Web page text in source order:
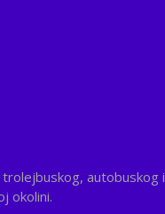
autobuskog i
okolini.